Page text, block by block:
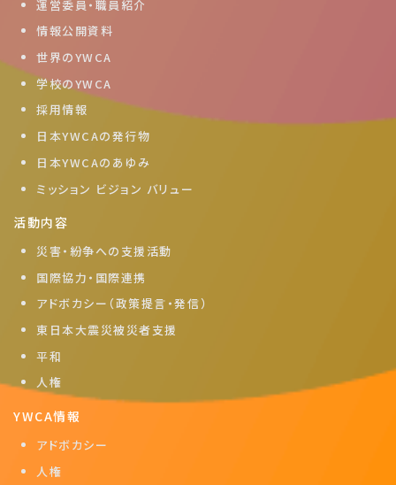
運営委員・職員紹介
情報公開資料
世界のYWCA
学校のYWCA
採用情報
日本YWCAの発行物
日本YWCAのあゆみ
ミッション ビジョン バリュー
活動内容
災害・紛争への支援活動
国際協力・国際連携
アドボカシー（政策提言・発信）
東日本大震災被災者支援
平和
人権
YWCA情報
アドボカシー
人権